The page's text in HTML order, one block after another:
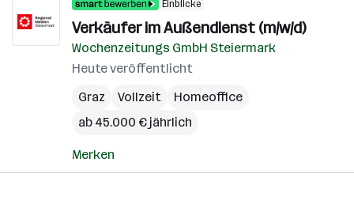
Einblicke
Verkäufer im Außendienst (m/w/d)
Wochenzeitungs GmbH Steiermark
Heute veröffentlicht
Graz
Vollzeit
Homeoffice
ab 45.000 € jährlich
Merken